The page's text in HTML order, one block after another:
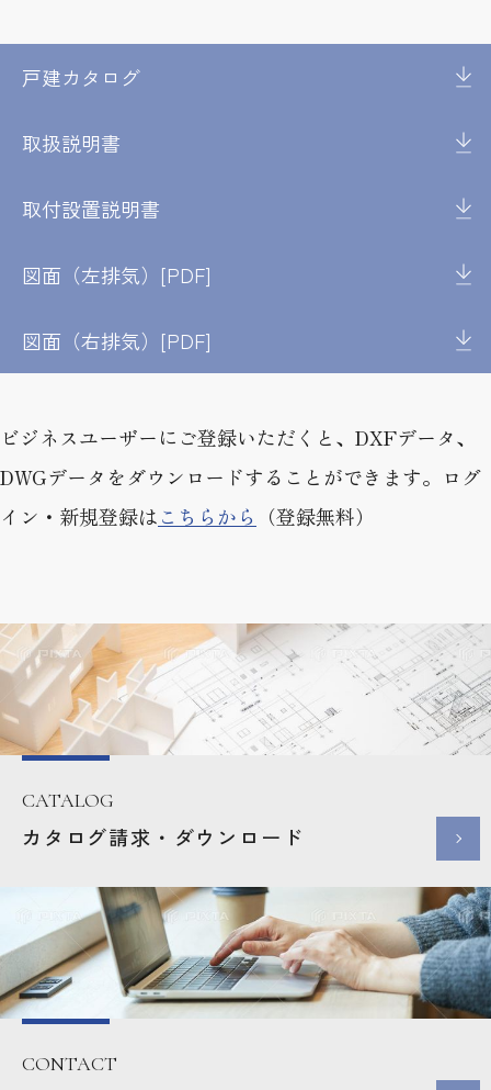
戸建カタログ
取扱説明書
取付設置説明書
図面（左排気）[PDF]
図面（右排気）[PDF]
ビジネスユーザーにご登録いただくと、DXFデータ、
DWGデータをダウンロードすることができます。ログ
イン・新規登録はこちらから （登録無料）
CATALOG
カタログ請求・ダウンロード
CONTACT